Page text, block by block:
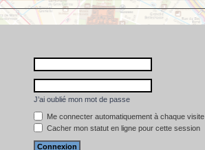
J’ai oublié mon mot de passe
Me connecter automatiquement à chaque visite
Cacher mon statut en ligne pour cette session